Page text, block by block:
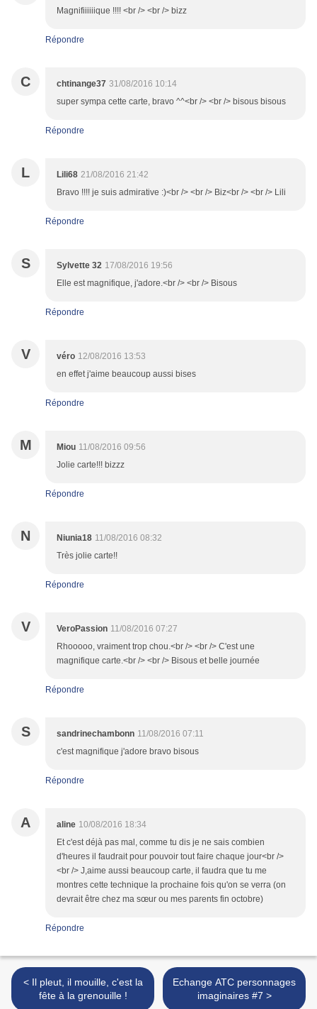
Magnifiiiiiique !!!! <br /> <br /> bizz
Répondre
C chtinange37 31/08/2016 10:14
super sympa cette carte, bravo ^^<br /> <br /> bisous bisous
Répondre
L Lili68 21/08/2016 21:42
Bravo !!!! je suis admirative :)<br /> <br /> Biz<br /> <br /> Lili
Répondre
S Sylvette 32 17/08/2016 19:56
Elle est magnifique, j'adore.<br /> <br /> Bisous
Répondre
V véro 12/08/2016 13:53
en effet j'aime beaucoup aussi bises
Répondre
M Miou 11/08/2016 09:56
Jolie carte!!! bizzz
Répondre
N Niunia18 11/08/2016 08:32
Très jolie carte!!
Répondre
V VeroPassion 11/08/2016 07:27
Rhooooo, vraiment trop chou.<br /> <br /> C'est une
magnifique carte.<br /> <br /> Bisous et belle journée
Répondre
S sandrinechambonn 11/08/2016 07:11
c'est magnifique j'adore bravo bisous
Répondre
A aline 10/08/2016 18:34
Et c'est déjà pas mal, comme tu dis je ne sais combien
d'heures il faudrait pour pouvoir tout faire chaque jour<br />
<br /> J,aime aussi beaucoup carte, il faudra que tu me
montres cette technique la prochaine fois qu'on se verra (on
devrait être chez ma sœur ou mes parents fin octobre)
Répondre
< Il pleut, il mouille, c'est la
fête à la grenouille !
Echange ATC personnages
imaginaires #7 >